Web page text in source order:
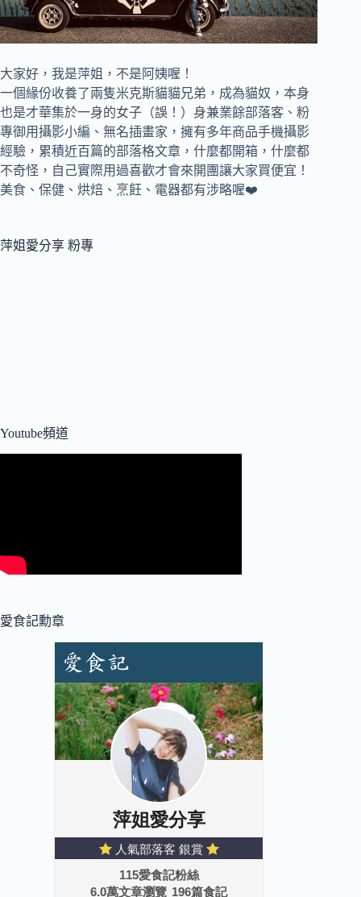
大家好，我是萍姐，不是阿姨喔！
一個緣份收養了兩隻米克斯貓貓兄弟，成為貓奴， 本身
也是才華集於一身的女子（誤！）身兼業餘部落客、 粉
專御用攝影小編、 無名插畫家， 擁有多年商品手機攝影
經驗，累積近百篇的部落格文章， 什麼都開箱，什麼都
不奇怪，自己實際用過喜歡才會來開團讓大家買便宜！
美食、保健、烘焙、烹飪、電器都有涉略喔❤️
萍姐愛分享 粉專
Youtube頻道
愛食記勳章